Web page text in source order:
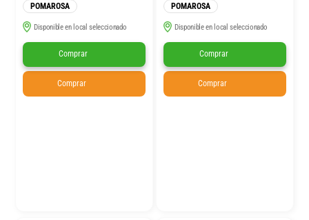
POMAROSA
Disponible en local seleccionado
Comprar
Comprar
POMAROSA
Disponible en local seleccionado
Comprar
Comprar